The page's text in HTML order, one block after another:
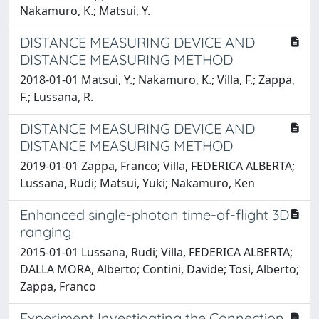
Nakamuro, K.; Matsui, Y.
DISTANCE MEASURING DEVICE AND
DISTANCE MEASURING METHOD
2018-01-01 Matsui, Y.; Nakamuro, K.; Villa, F.; Zappa,
F.; Lussana, R.
DISTANCE MEASURING DEVICE AND
DISTANCE MEASURING METHOD
2019-01-01 Zappa, Franco; Villa, FEDERICA ALBERTA;
Lussana, Rudi; Matsui, Yuki; Nakamuro, Ken
Enhanced single-photon time-of-flight 3D
ranging
2015-01-01 Lussana, Rudi; Villa, FEDERICA ALBERTA;
DALLA MORA, Alberto; Contini, Davide; Tosi, Alberto;
Zappa, Franco